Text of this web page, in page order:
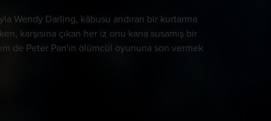
Wendy Darling, kâbusu andıran bir kurtarma
karşısına çıkan her iz onu kana susamış bir
de Peter Pan'ın ölümcül oyununa son vermek